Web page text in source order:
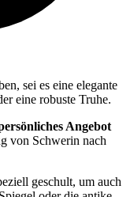
sei es eine elegante
eine robuste Truhe.
Angebot
von Schwerin nach
geschult, um auch